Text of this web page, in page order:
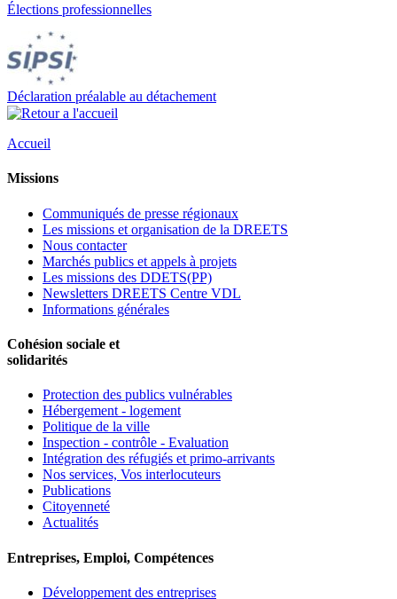
Élections professionnelles
Déclaration préalable au détachement
Accueil
Missions
Communiqués de presse régionaux
Les missions et organisation de la DREETS
Nous contacter
Marchés publics et appels à projets
Les missions des DDETS(PP)
Newsletters DREETS Centre VDL
Informations générales
Cohésion sociale et
solidarités
Protection des publics vulnérables
Hébergement - logement
Politique de la ville
Inspection - contrôle - Evaluation
Intégration des réfugiés et primo-arrivants
Nos services, Vos interlocuteurs
Publications
Citoyenneté
Actualités
Entreprises, Emploi, Compétences
Développement des entreprises